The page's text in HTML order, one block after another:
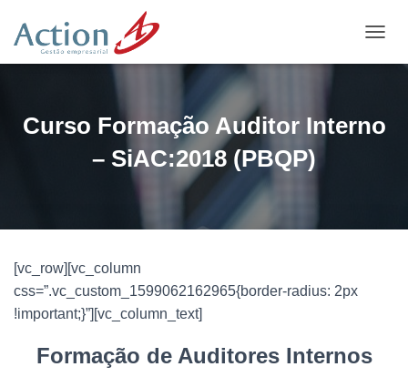
L
N
Curso Formação Auditor Interno
– SiAC:2018 (PBQP)
[vc_row][vc_column
css=”.vc_custom_1599062162965{border-radius: 2px
!important;}”][vc_column_text]
Formação de Auditores Internos